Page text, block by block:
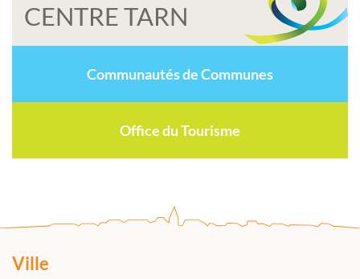
CENTRE TARN
Communautés de Communes
Office du Tourisme
Ville